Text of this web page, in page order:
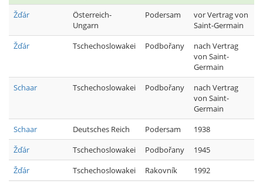
Žďár
Österreich-
Ungarn
Podersam
vor Vertrag von
Saint-Germain
Žďár
Tschechoslowakei Podbořany
nach Vertrag
von Saint-
Germain
Schaar
Tschechoslowakei Podbořany
nach Vertrag
von Saint-
Germain
Schaar
Deutsches Reich Podersam
1938
Žďár
Tschechoslowakei Podbořany
1945
Žďár
Tschechoslowakei Rakovník
1992